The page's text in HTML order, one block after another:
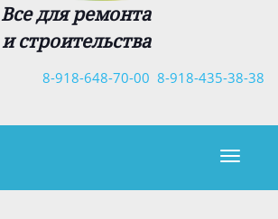
Все для ремонта
и строительства
8-918-435-38-38
8-918-648-70-00